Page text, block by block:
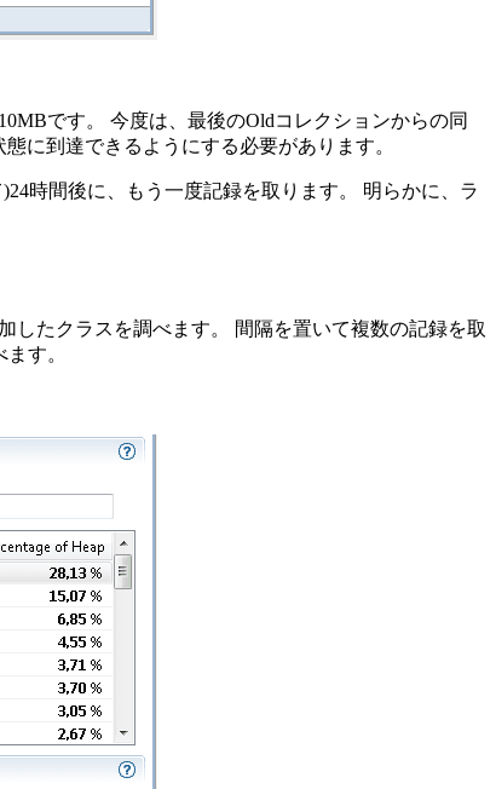
です。
今度は、最後のOldコレクションからの同
に到達できるようにする必要があります。
時間後に、もう一度記録を取ります。
明らかに、ラ
したクラスを調べます。
間隔を置いて複数の記録を取
す。